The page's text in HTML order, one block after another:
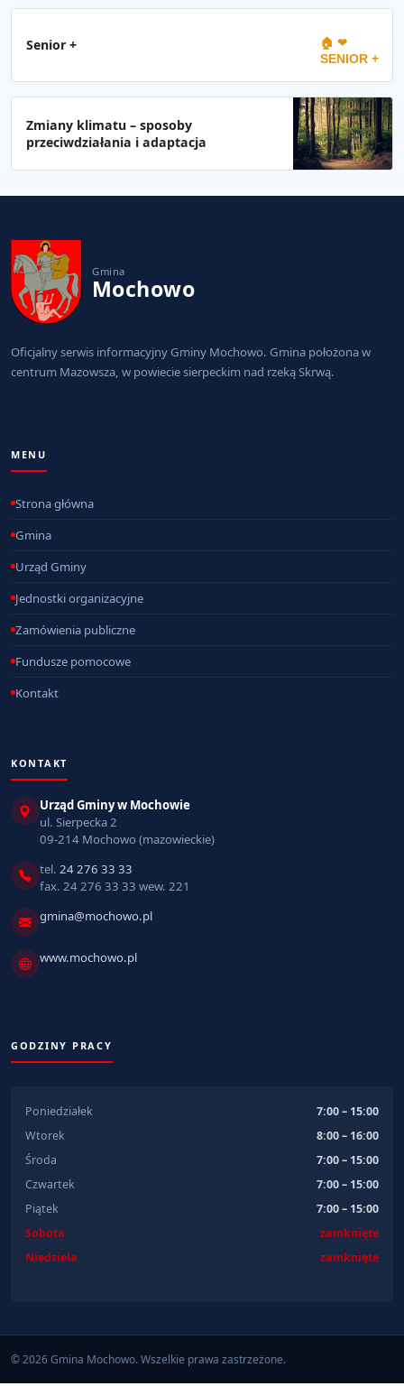
Senior + 🏠 ❤
SENIOR +
Zmiany klimatu – sposoby
przeciwdziałania i adaptacja
Gmina
Mochowo
Oficjalny serwis informacyjny Gminy Mochowo. Gmina położona w
centrum Mazowsza, w powiecie sierpeckim nad rzeką Skrwą.
MENU
Strona główna
Gmina
Urząd Gminy
Jednostki organizacyjne
Zamówienia publiczne
Fundusze pomocowe
Kontakt
KONTAKT
Urząd Gminy w Mochowie
ul. Sierpecka 2
09-214 Mochowo (mazowieckie)
tel. 24 276 33 33
fax. 24 276 33 33 wew. 221
gmina@mochowo.pl
www.mochowo.pl
GODZINY PRACY
Poniedziałek
7:00 – 15:00
Wtorek
8:00 – 16:00
Środa
7:00 – 15:00
Czwartek
7:00 – 15:00
Piątek
7:00 – 15:00
Sobota
zamknięte
Niedziela
zamknięte
© 2026 Gmina Mochowo. Wszelkie prawa zastrzeżone.